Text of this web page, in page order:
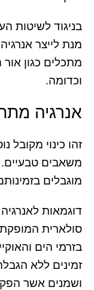
בניגוד לשיטות
מנת לייצר
מתכלים כגון
וכדומה.
אנרגיה
זהו כינוי מקובל
משאבים
מוגבלים
דוגמאות
סולארית
בזרמי הים
זמינים ללא
ושמנים אשר